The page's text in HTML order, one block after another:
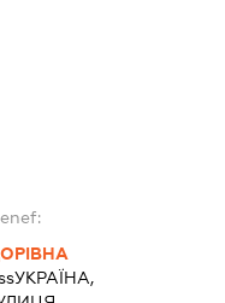
УКРАЇНА,